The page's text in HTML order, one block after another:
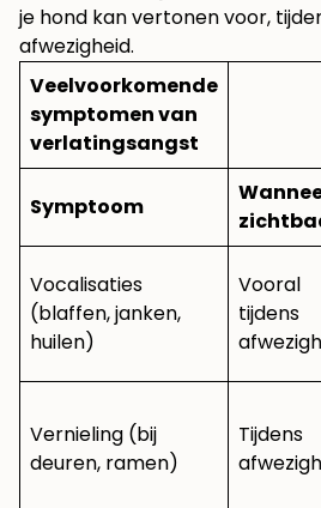
je hond kan vertonen voor,
afwezigheid.
Veelvoorkomende
symptomen van
verlatingsangst
Symptoom
Vocalisaties
(blaffen, janken,
huilen)
Vooral
tijdens
Vernieling (bij
deuren, ramen)
Tijdens